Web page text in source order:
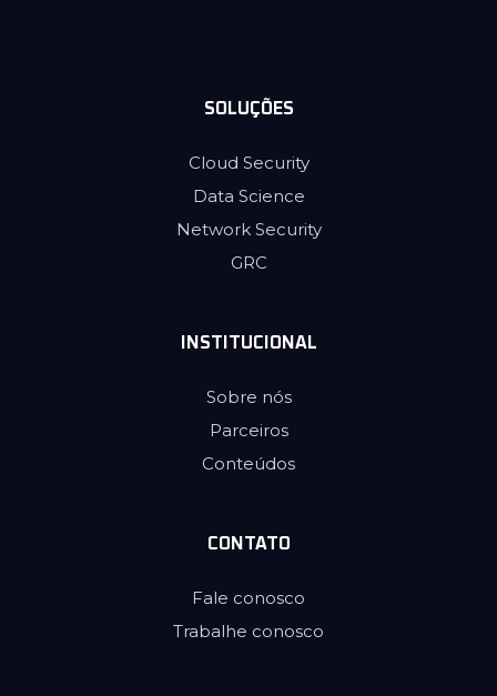
SOLUÇÕES
Cloud Security
Data Science
Network Security
GRC
INSTITUCIONAL
Sobre nós
Parceiros
Conteúdos
CONTATO
Fale conosco
Trabalhe conosco